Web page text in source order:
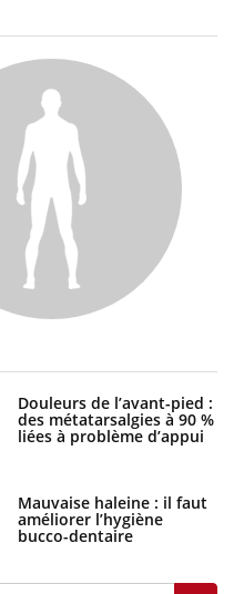
Douleurs de l’avant-pied :
des métatarsalgies à 90 %
liées à problème d’appui
Mauvaise haleine : il faut
améliorer l’hygiène
bucco-dentaire